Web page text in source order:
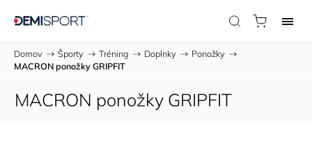
Domov / Športy / Tréning / Doplnky / Ponožky /
MACRON ponožky GRIPFIT
MACRON ponožky GRIPFIT